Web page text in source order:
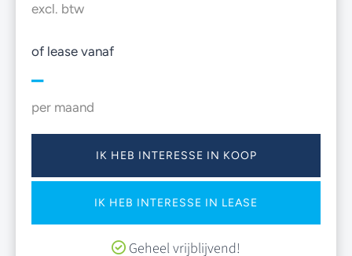
excl. btw
of lease vanaf
–
per maand
IK HEB INTERESSE IN KOOP
IK HEB INTERESSE IN LEASE
Geheel vrijblijvend!